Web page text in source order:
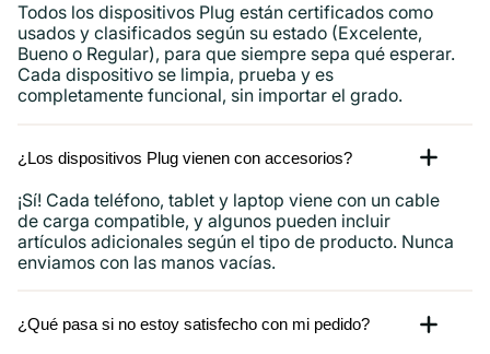
Todos los dispositivos Plug están certificados como
usados ​​y clasificados según su estado (Excelente,
Bueno o Regular), para que siempre sepa qué esperar.
Cada dispositivo se limpia, prueba y es
completamente funcional, sin importar el grado.
¿Los dispositivos Plug vienen con accesorios?
¡Sí! Cada teléfono, tablet y laptop viene con un cable
de carga compatible, y algunos pueden incluir
artículos adicionales según el tipo de producto. Nunca
enviamos con las manos vacías.
¿Qué pasa si no estoy satisfecho con mi pedido?